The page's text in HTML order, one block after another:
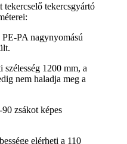
tekercselő tekercsgyártó
PA nagynyomású
1200 mm, a
nem haladja meg a
zsákot képes
elérheti a 110